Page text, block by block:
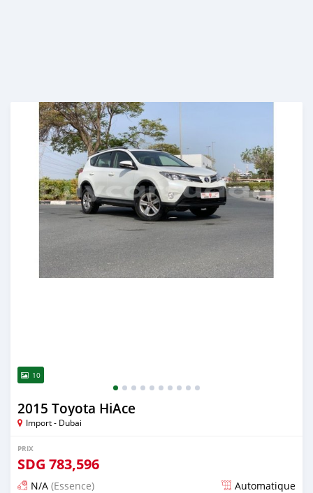
10
2015 Toyota HiAce
Import - Dubai
PRIX
SDG 783,596
N/A (Essence) Automatique